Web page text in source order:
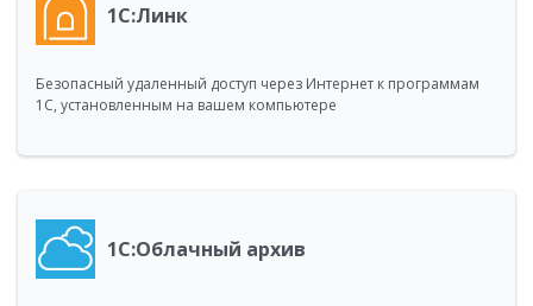
1С:Линк
Безопасный удаленный доступ через Интернет к программам
1С, установленным на вашем компьютере
1С:Облачный архив